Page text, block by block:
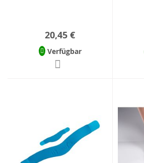
20,45 €
Verfügbar